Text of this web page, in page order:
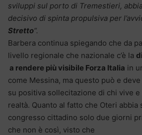
sviluppi sul porto di Tremestieri,
decisivo di spinta propulsiva per
Stretto“.
Barbera continua spiegando che da
livello regionale che nazionale c’è la
a rendere più visibile Forza Italia in
come Messina, ma questo può e
su positiva sollecitazione di chi vive e
realtà. Quanto al fatto che Oteri abbia
congresso cittadino solo due giorni
che non è così, visto che